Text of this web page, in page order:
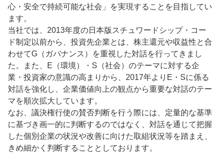
心・安全で持続可能な社会」を実現することを目指してい
ます。
当社では、2013年度の日本版スチュワードシップ・コー
ド制定以前から、投資先企業とは、株主還元や収益性と合
わせてG（ガバナンス）を重視した対話を行ってきまし
た。また、E（環境）・S（社会）のテーマに対する企
業・投資家の意識の高まりから、2017年よりE・Sに係る
対話を強化し、企業価値向上の観点から重要な対話のテー
マを順次拡大しています。
なお、議決権行使の賛否判断を行う際には、定量的な基準
に基づき画一的に判断するのではなく、対話を通じて把握
した個別企業の状況や改善に向けた取組状況等を踏まえ、
きめ細かく判断することとしております。